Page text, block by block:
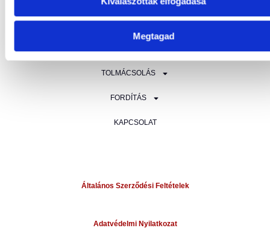
Megtagad
TOLMÁCSOLÁS
FORDÍTÁS
KAPCSOLAT
Általános Szerződési Feltételek
Adatvédelmi Nyilatkozat